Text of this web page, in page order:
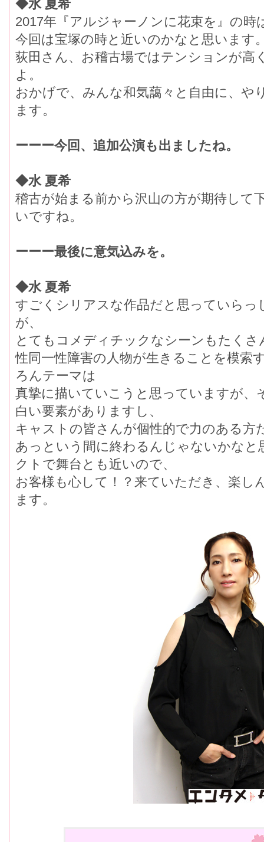
◆水 夏希
2017年『アルジャーノンに花束を』の時
今回は宝塚の時と近いのかなと思います
荻田さん、お稽古場ではテンションが高
よ。
おかげで、みんな和気藹々と自由に、や
ます。
ーーー今回、追加公演も出ましたね。
◆水 夏希
稽古が始まる前から沢山の方が期待して
いですね。
ーーー最後に意気込みを。
◆水 夏希
すごくシリアスな作品だと思っていらっ
が、
とてもコメディチックなシーンもたくさ
性同一性障害の人物が生きることを模索
ろんテーマは
真摯に描いていこうと思っていますが、
白い要素がありますし、
キャストの皆さんが個性的で力のある方
あっという間に終わるんじゃないかな
クトで舞台とも近いので、
お客様も心して！？来ていただき、楽し
ます。